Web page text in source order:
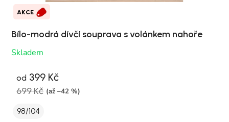
AKCE
Bílo-modrá dívčí souprava s volánkem nahoře
Skladem
od 399 Kč
699 Kč (až –42 %)
98/104